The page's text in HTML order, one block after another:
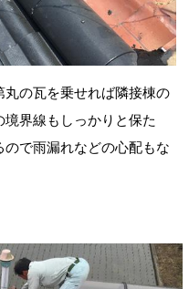
の瓦を乗せれば隣接棟の
界線もしっかりと保た
で雨漏れなどの心配もな